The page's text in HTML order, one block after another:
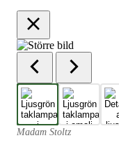
Madam Stoltz